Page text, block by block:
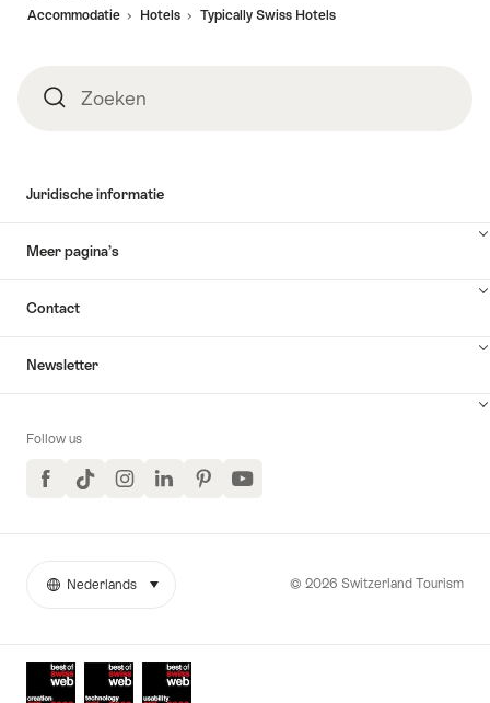
Accommodatie
Hotels Typically Swiss Hotels
ZoekenZoeken
Juridische informatie
Meer pagina’s
Contact
Newsletter
Follow us
FacebookTikTokInstagramLinkedInPinterestYouTube
Awards
More
© 2026 Switzerland Tourism
Taal
Nederlands selecteren (klikken om weer te geven)